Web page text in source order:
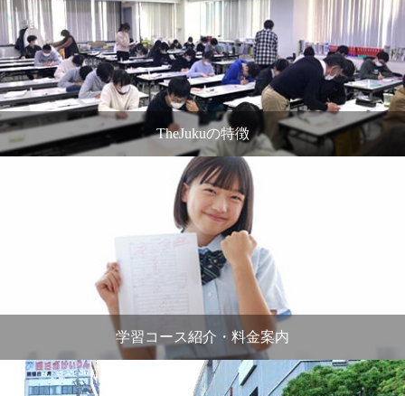
TheJukuの特徴
学習コース紹介・料金案内